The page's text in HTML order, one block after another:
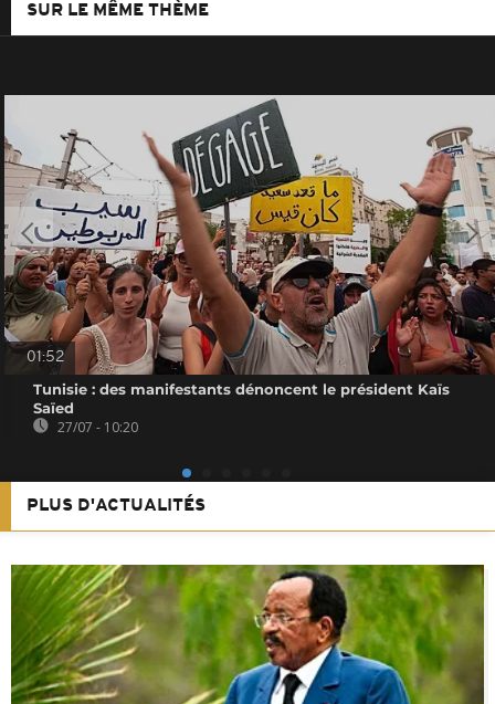
SUR LE MÊME THÈME
01:52
Tunisie : des manifestants dénoncent le président Kaïs
Saïed
27/07 - 10:20
PLUS D'ACTUALITÉS